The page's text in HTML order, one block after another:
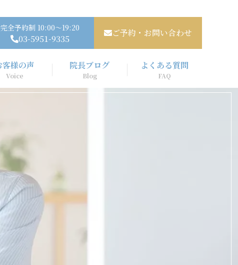
完全予約制 10:00～19:20
03-5951-9335
ご予約・お問い合わせ
客様の声
Voice
院長ブログ
Blog
よくある質問
FAQ